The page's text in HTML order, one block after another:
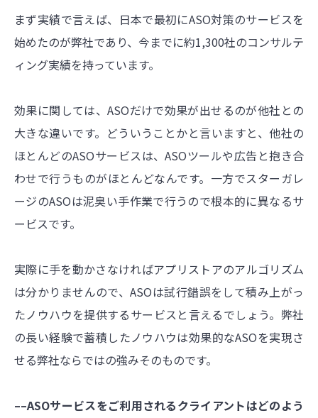
まず実績で言えば、日本で最初にASO対策のサービスを
始めたのが弊社であり、今までに約1,300社のコンサルテ
ィング実績を持っています。
効果に関しては、ASOだけで効果が出せるのが他社との
大きな違いです。どういうことかと言いますと、他社の
ほとんどのASOサービスは、ASOツールや広告と抱き合
わせで行うものがほとんどなんです。一方でスターガレ
ージのASOは泥臭い手作業で行うので根本的に異なるサ
ービスです。
実際に手を動かさなければアプリストアのアルゴリズム
は分かりませんので、ASOは試行錯誤をして積み上がっ
たノウハウを提供するサービスと言えるでしょう。弊社
の長い経験で蓄積したノウハウは効果的なASOを実現さ
せる弊社ならではの強みそのものです。
––ASOサービスをご利用されるクライアントはどのよう